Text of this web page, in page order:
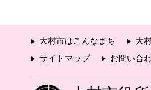
大村市はこんなまち 大
サイトマップ
お問い合